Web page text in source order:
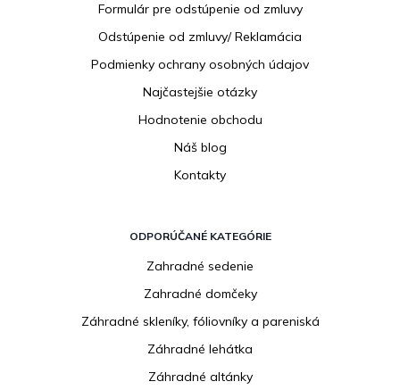
Formulár pre odstúpenie od zmluvy
Odstúpenie od zmluvy/ Reklamácia
Podmienky ochrany osobných údajov
Najčastejšie otázky
Hodnotenie obchodu
Náš blog
Kontakty
ODPORÚČANÉ KATEGÓRIE
Zahradné sedenie
Zahradné domčeky
Záhradné skleníky, fóliovníky a pareniská
Záhradné lehátka
Záhradné altánky